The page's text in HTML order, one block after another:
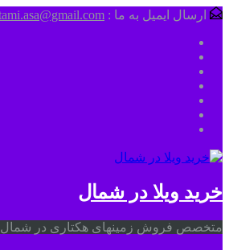
ارسال ایمیل به ما :
خرید ویلا در شمال
متخصص فروش زمینهای هکتاری در شمال